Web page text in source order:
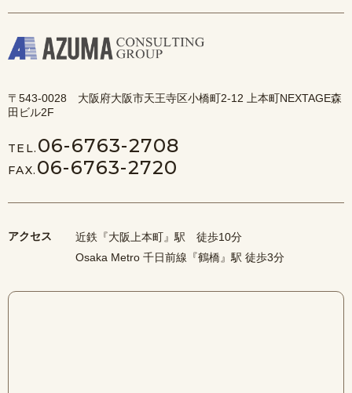
〒543-0028 大阪府大阪市天王寺区小橋町2-12 上本町NEXTAGE森
田ビル2F
TEL. 06-6763-2708
FAX. 06-6763-2720
アクセス
近鉄『大阪上本町』駅 徒歩10分
Osaka Metro 千日前線『鶴橋』駅 徒歩3分